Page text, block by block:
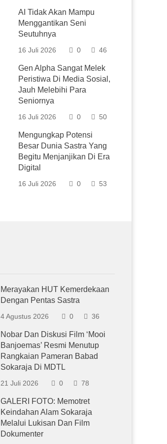
AI Tidak Akan Mampu
Menggantikan Seni
Seutuhnya
16 Juli 2026 0 46
Gen Alpha Sangat Melek
Peristiwa Di Media Sosial,
Jauh Melebihi Para
Seniornya
16 Juli 2026 0 50
Mengungkap Potensi
Besar Dunia Sastra Yang
Begitu Menjanjikan Di Era
Digital
16 Juli 2026 0 53
Merayakan HUT Kemerdekaan
Dengan Pentas Sastra
4 Agustus 2026 0 36
Nobar Dan Diskusi Film ‘Mooi
Banjoemas’ Resmi Menutup
Rangkaian Pameran Babad
Sokaraja Di MDTL
21 Juli 2026 0 78
GALERI FOTO: Memotret
Keindahan Alam Sokaraja
Melalui Lukisan Dan Film
Dokumenter